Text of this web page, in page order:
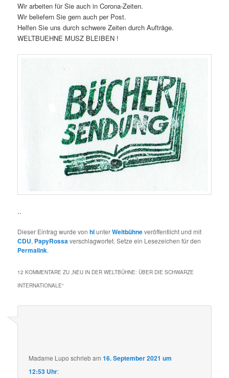
Wir arbeiten für Sie auch in Corona-Zeiten.
Wir beliefern Sie gern auch per Post.
Helfen Sie uns durch schwere Zeiten durch Aufträge.
WELTBUEHNE MUSZ BLEIBEN !
..
Dieser Eintrag wurde vonhlunterWeltbühneveröffentlicht und mit
CDU, PapyRossaverschlagwortet. Setze ein Lesezeichen für den
Permalink.
12 KOMMENTARE ZU „NEU IN DER WELTBÜHNE: ÜBER DIE SCHWARZE
INTERNATIONALE“
Madame Lupo schriebam16. September 2021 um
12:53 Uhr: